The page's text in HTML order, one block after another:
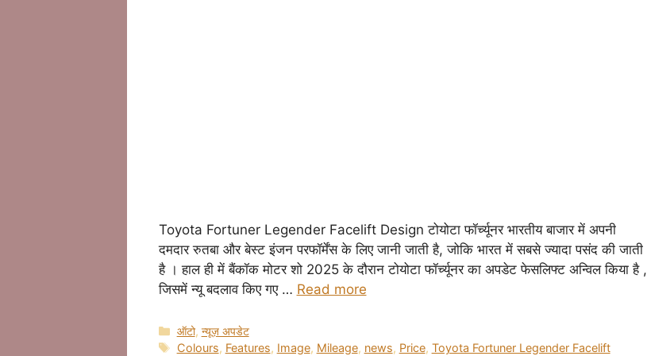
Toyota Fortuner Legender Facelift Design टोयोटा फॉर्च्यूनर भारतीय बाजार में अपनी
दमदार रुतबा और बेस्ट इंजन परफॉर्मेंस के लिए जानी जाती है, जोकि भारत में सबसे ज्यादा पसंद की जाती
है । हाल ही में बैंकॉक मोटर शो 2025 के दौरान टोयोटा फॉर्च्यूनर का अपडेट फेसलिफ्ट अन्विल किया है ,
जिसमें न्यू बदलाव किए गए … Read more
Categories
ऑटो, न्यूज़ अपडेट
Tags
Colours, Features, Image, Mileage, news, Price, Toyota Fortuner Legender Facelift